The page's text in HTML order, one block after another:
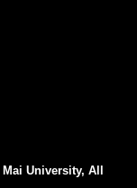
University, All